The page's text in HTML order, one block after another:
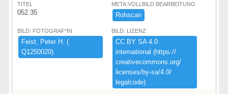
TITEL
052.35
META:VOLLBILD BEARBEITUNG
Rohscan
BILD: FOTOGRAF*IN
Feist,​ ​Peter ​H.​ ​(​
Q1250020)​
BILD: LIZENZ
CC ​BY ​SA ​4.​0 ​
international ​(​https:​/​/​
creativecommons.​org/​
licenses/​by-​sa/​4.​0/​
legalcode)​